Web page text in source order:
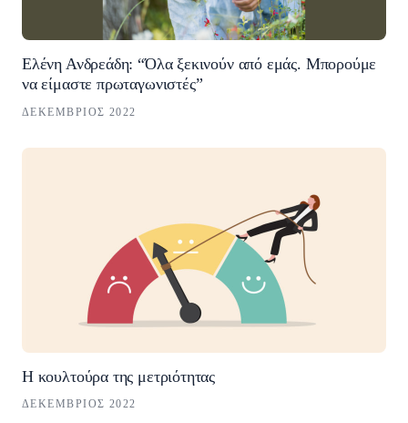
Ελένη Ανδρεάδη: “Όλα ξεκινούν από εμάς. Μπορούμε
να είμαστε πρωταγωνιστές”
ΔΕΚΈΜΒΡΙΟΣ 2022
Η κουλτούρα της μετριότητας
ΔΕΚΈΜΒΡΙΟΣ 2022